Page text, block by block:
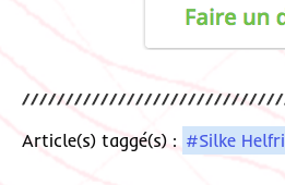
Article(s) taggé(s) : #Silke